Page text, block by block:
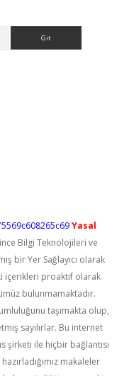
Yasal
Bilgi Teknolojileri ve
bir Yer Sağlayıcı olarak
içerikleri proaktif olarak
bulunmamaktadır.
taşımakta olup,
sayılırlar. Bu internet
şirketi ile hiçbir bağlantısı
makaleler